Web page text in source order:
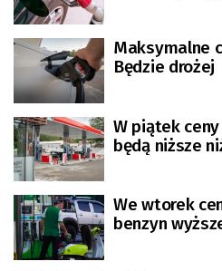
Maksymalne
Będzie drożej
W piątek
będą niższe
We wtorek
benzyn